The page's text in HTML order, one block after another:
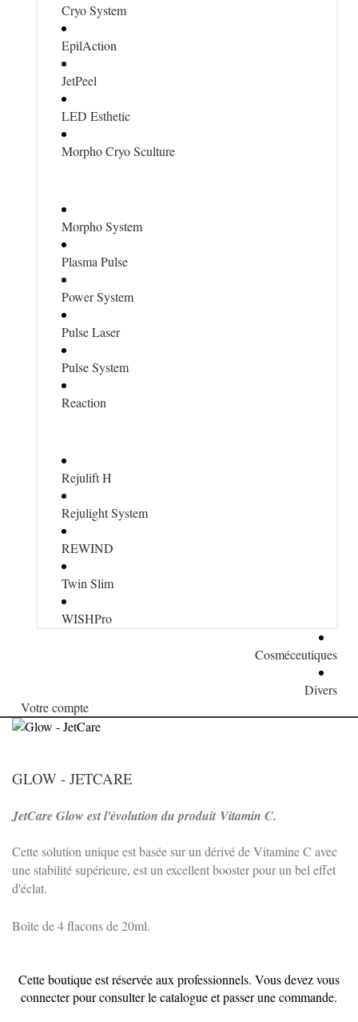
Cryo System
EpilAction
JetPeel
LED Esthetic
Morpho Cryo Sculture
Morpho System
Plasma Pulse
Power System
Pulse Laser
Pulse System
Reaction
Rejulift H
Rejulight System
REWIND
Twin Slim
WISHPro
Cosméceutiques
Divers
Votre compte
GLOW - JETCARE
JetCare Glow est l'évolution du produit Vitamin C.
Cette solution unique est basée sur un dérivé de Vitamine C avec
une stabilité supérieure, est un excellent booster pour un bel effet
d'éclat.
Boîte de 4 flacons de 20ml.
Cette boutique est réservée aux professionnels. Vous devez vous
connecter pour consulter le catalogue et passer une commande.